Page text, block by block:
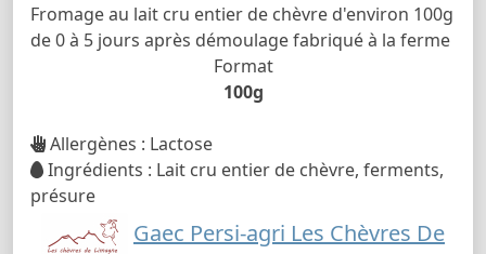
Fromage au lait cru entier de chèvre d'environ 100g
de 0 à 5 jours après démoulage fabriqué à la ferme
Format
100g
Allergènes : Lactose
Ingrédients : Lait cru entier de chèvre, ferments,
présure
Gaec Persi-agri Les Chèvres De